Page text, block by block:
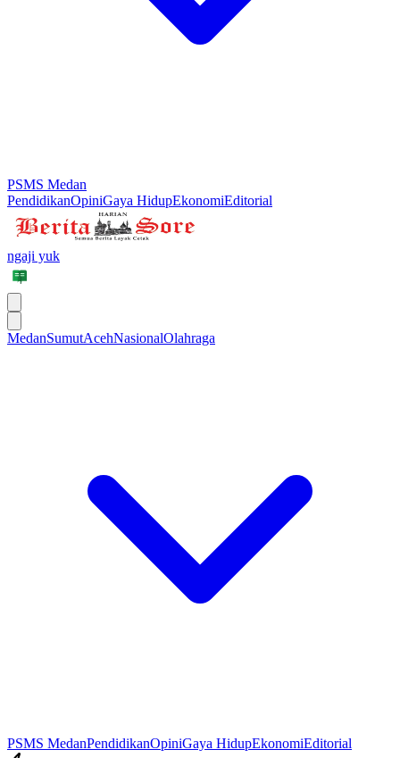
PSMS Medan
PendidikanOpiniGaya HidupEkonomiEditorial
ngaji yuk
MedanSumutAcehNasionalOlahraga
PSMS MedanPendidikanOpiniGaya HidupEkonomiEditorial